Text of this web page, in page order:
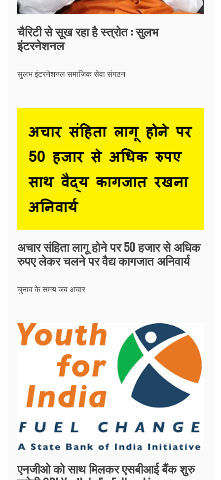
चैरिटी से सूख रहा है स्त्रोत : सुलभ
इंटरनेशनल
सुलभ इंटरनेशनल समाजिक सेवा संगठन
अचार संहिता लागू होने पर 50 हजार से अधिक
रुपए लेकर चलने पर वैद्य कागजात अनिवार्य
चुनाव के समय जब अचार
एनजीओ को साथ मिलकर एसबीआई बैंक शुरु